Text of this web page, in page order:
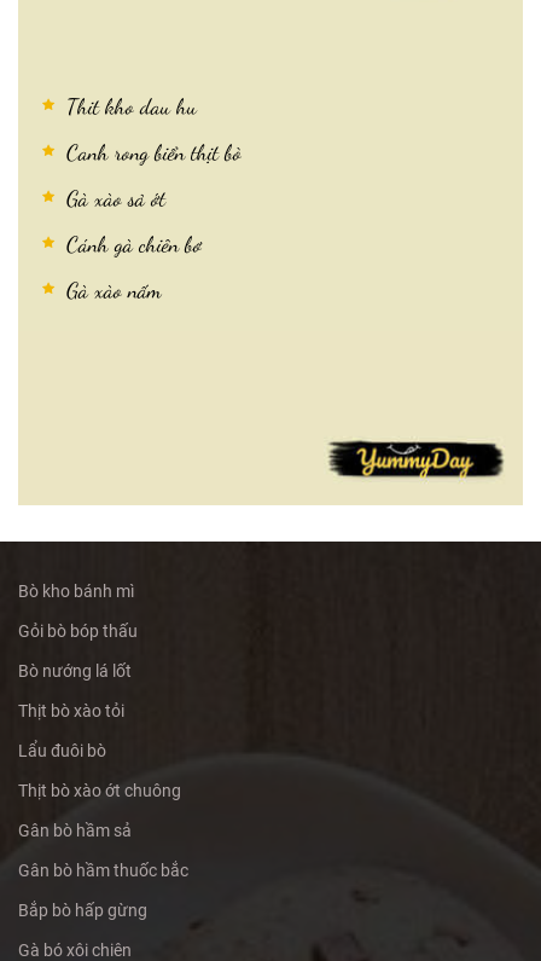
Thit kho dau hu
Canh rong biển thịt bò
Gà xào sả ớt
Cánh gà chiên bơ
Gà xào nấm
Bò kho bánh mì
Gỏi bò bóp thấu
Bò nướng lá lốt
Thịt bò xào tỏi
Lẩu đuôi bò
Thịt bò xào ớt chuông
Gân bò hầm sả
Gân bò hầm thuốc bắc
Bắp bò hấp gừng
Gà bó xôi chiên